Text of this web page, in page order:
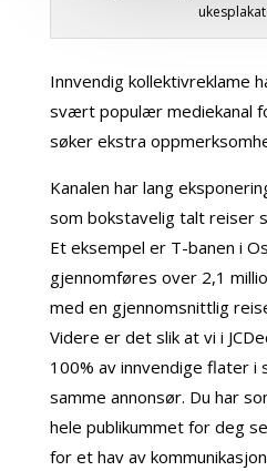
Innvendig kollektivreklame
svært populær mediekanal
søker ekstra
Kanalen har lang
som bokstavelig talt reiser
Et eksempel er T-banen i
gjennomføres over 2,1
med en gjennomsnittlig
Videre er det slik at vi i
100% av innvendige flater i
samme annonsør. Du har
hele publikummet for deg
for et hav av